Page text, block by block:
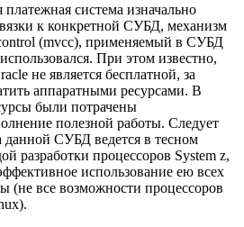
платежная система изначально
к конкретной СУБД, механизм
(mvcc), применяемый в СУБД
При этом известно,
не является бесплатной, за
аппаратными ресурсами. В
были потрачены
полезной работы. Следует
данной СУБД ведется в тесном
разработки процессоров System z,
использование ею всех
(не все возможности процессоров